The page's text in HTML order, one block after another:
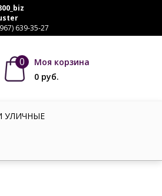
639-35-27
0
Моя корзина
0 руб.
УЛИЧНЫЕ